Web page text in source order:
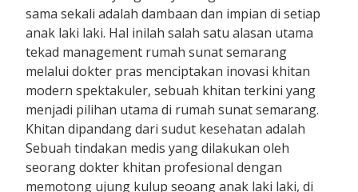
sama sekali adalah dambaan dan impian di setiap
anak laki laki. Hal inilah salah satu alasan utama
tekad management rumah sunat semarang
melalui dokter pras menciptakan inovasi khitan
modern spektakuler, sebuah khitan terkini yang
menjadi pilihan utama di rumah sunat semarang.
Khitan dipandang dari sudut kesehatan adalah
Sebuah tindakan medis yang dilakukan oleh
seorang dokter khitan profesional dengan
memotong ujung kulup seoang anak laki laki, di